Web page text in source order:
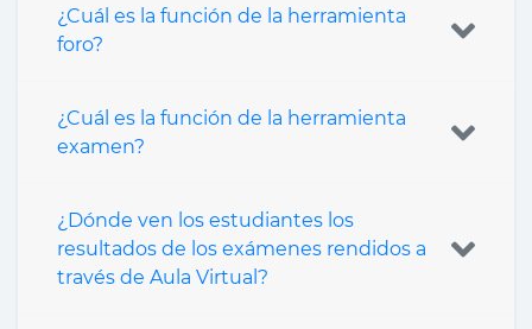
¿Cuál es la función de la herramienta
foro?
¿Cuál es la función de la herramienta
examen?
¿Dónde ven los estudiantes los
resultados de los exámenes rendidos a
través de Aula Virtual?